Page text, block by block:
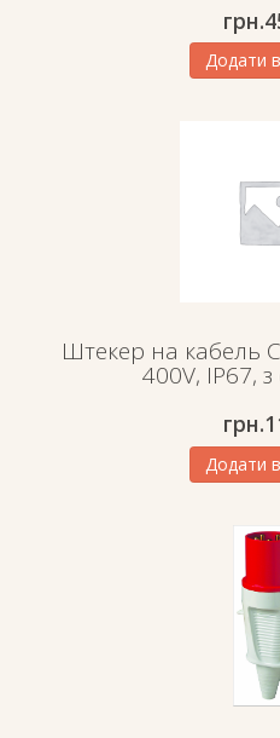
грн.
Додати
Штекер на кабель
400V, IP67,
грн.
Додати